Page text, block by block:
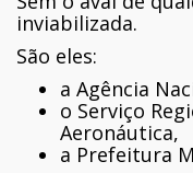
inviabilizada.
São eles:
a Agência
o Serviço
Aeronáutica,
a Prefeitura